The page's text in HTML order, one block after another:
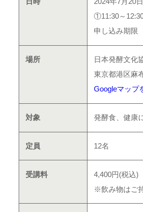
①11:30～
申し込み期
場所
日本発酵文化
東京都港区
Googleマップ
対象 発酵食、健康
定員 12名
受講料
4,400円(税込)
※飲み物はご